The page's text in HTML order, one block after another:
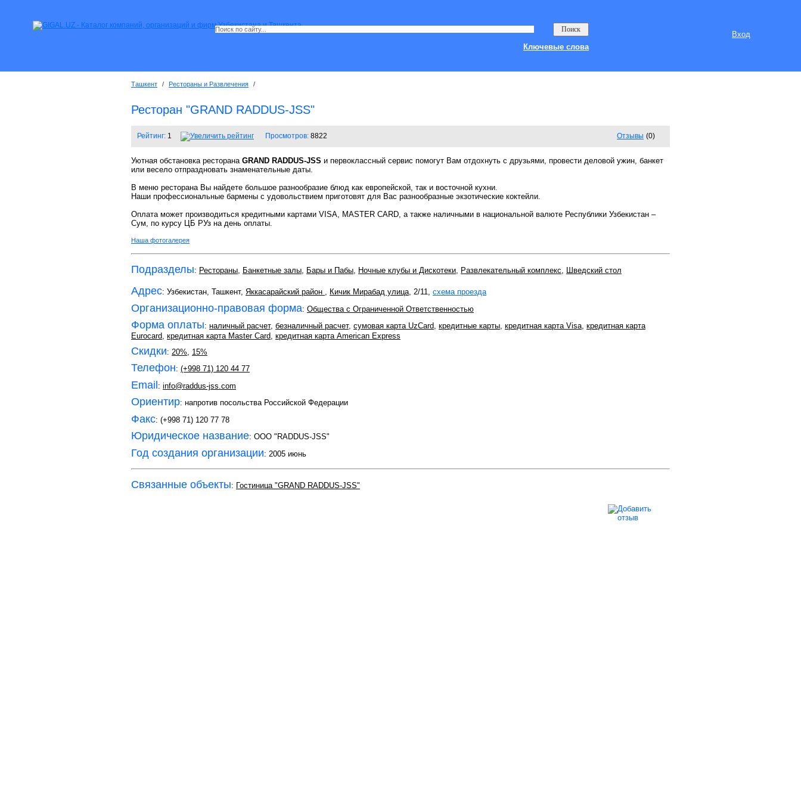
Вход
Ключевые слова
Ташкент / Рестораны и Развлечения /
Ресторан "GRAND RADDUS-JSS"
Рейтинг: 1 Просмотров: 8822 Отзывы (0)
Уютная обстановка ресторана GRAND RADDUS-JSS и первоклассный сервис помогут Вам отдохнуть с друзьями, провести деловой ужин, банкет
или весело отпраздновать знаменательные даты.
В меню ресторана Вы найдете большое разнообразие блюд как европейской, так и восточной кухни.
Наши профессиональные бармены с удовольствием приготовят для Вас разнообразные экзотические коктейли.
Оплата может производиться кредитными картами VISA, MASTER CARD, а также наличными в национальной валюте Республики Узбекистан –
Сум, по курсу ЦБ РУз на день оплаты.
Наша фотогалерея
Подразделы: Рестораны, Банкетные залы, Бары и Пабы, Ночные клубы и Дискотеки, Развлекательный комплекс, Шведский стол
Адрес: Узбекистан, Ташкент, Яккасарайский район , Кичик Мирабад улица, 2/11, схема проезда
Организационно-правовая форма: Общества с Ограниченной Ответственностью
Форма оплаты: наличный расчет, безналичный расчет, сумовая карта UzCard, кредитные карты, кредитная карта Visa, кредитная карта
Eurocard, кредитная карта Master Card, кредитная карта American Express
Скидки: 20% 15%
Телефон: (+998 71) 120 44 77
Email: info@raddus-jss.com
Ориентир: напротив посольства Российской Федерации
Факс: (+998 71) 120 77 78
Юридическое название: OOO "RADDUS-JSS"
Год создания организации: 2005 июнь
Связанные объекты: Гостиница "GRAND RADDUS-JSS"